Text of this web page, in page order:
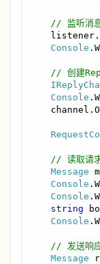
// 监听消
Console
// 创建
Console
// 读取请
Message
Console
Console
string
Console
// 发送响
Message